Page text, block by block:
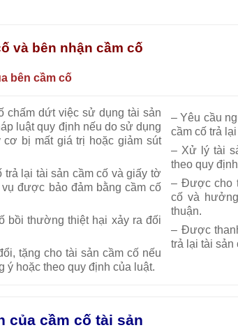
và bên nhận cầm cố
bên cầm cố
chấm dứt việc sử dụng tài sản
luật quy định nếu do sử dụng
cơ bị mất giá trị hoặc giảm sút
trả lại tài sản cầm cố và giấy tờ
được bảo đảm bằng cầm cố
bồi thường thiệt hại xảy ra đối
tặng cho tài sản cầm cố nếu
ý hoặc theo quy định của luật.
– Yêu cầu
cầm cố trả
– Xử lý tài
theo quy
– Được cho
cố và
thuận.
– Được
trả lại tài sản
của cầm cố tài sản